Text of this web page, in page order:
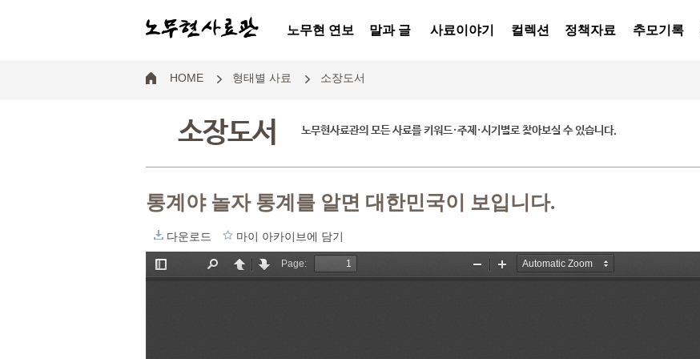
노무현 연보 말과 글 사료이야기 컬렉션 정책자료 추모기록
HOME 형태별 사료 소장도서
소장도서 노무현사료관의 모든 사료를 키워드·주제·시기별로 찾아보실 수 있습니다.
통계야 놀자 통계를 알면 대한민국이 보입니다.
다운로드 마이 아카이브에 담기